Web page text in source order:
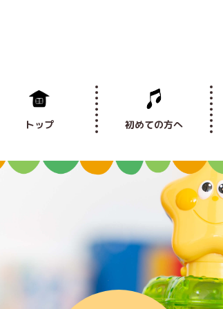
トップ 初めての方へ